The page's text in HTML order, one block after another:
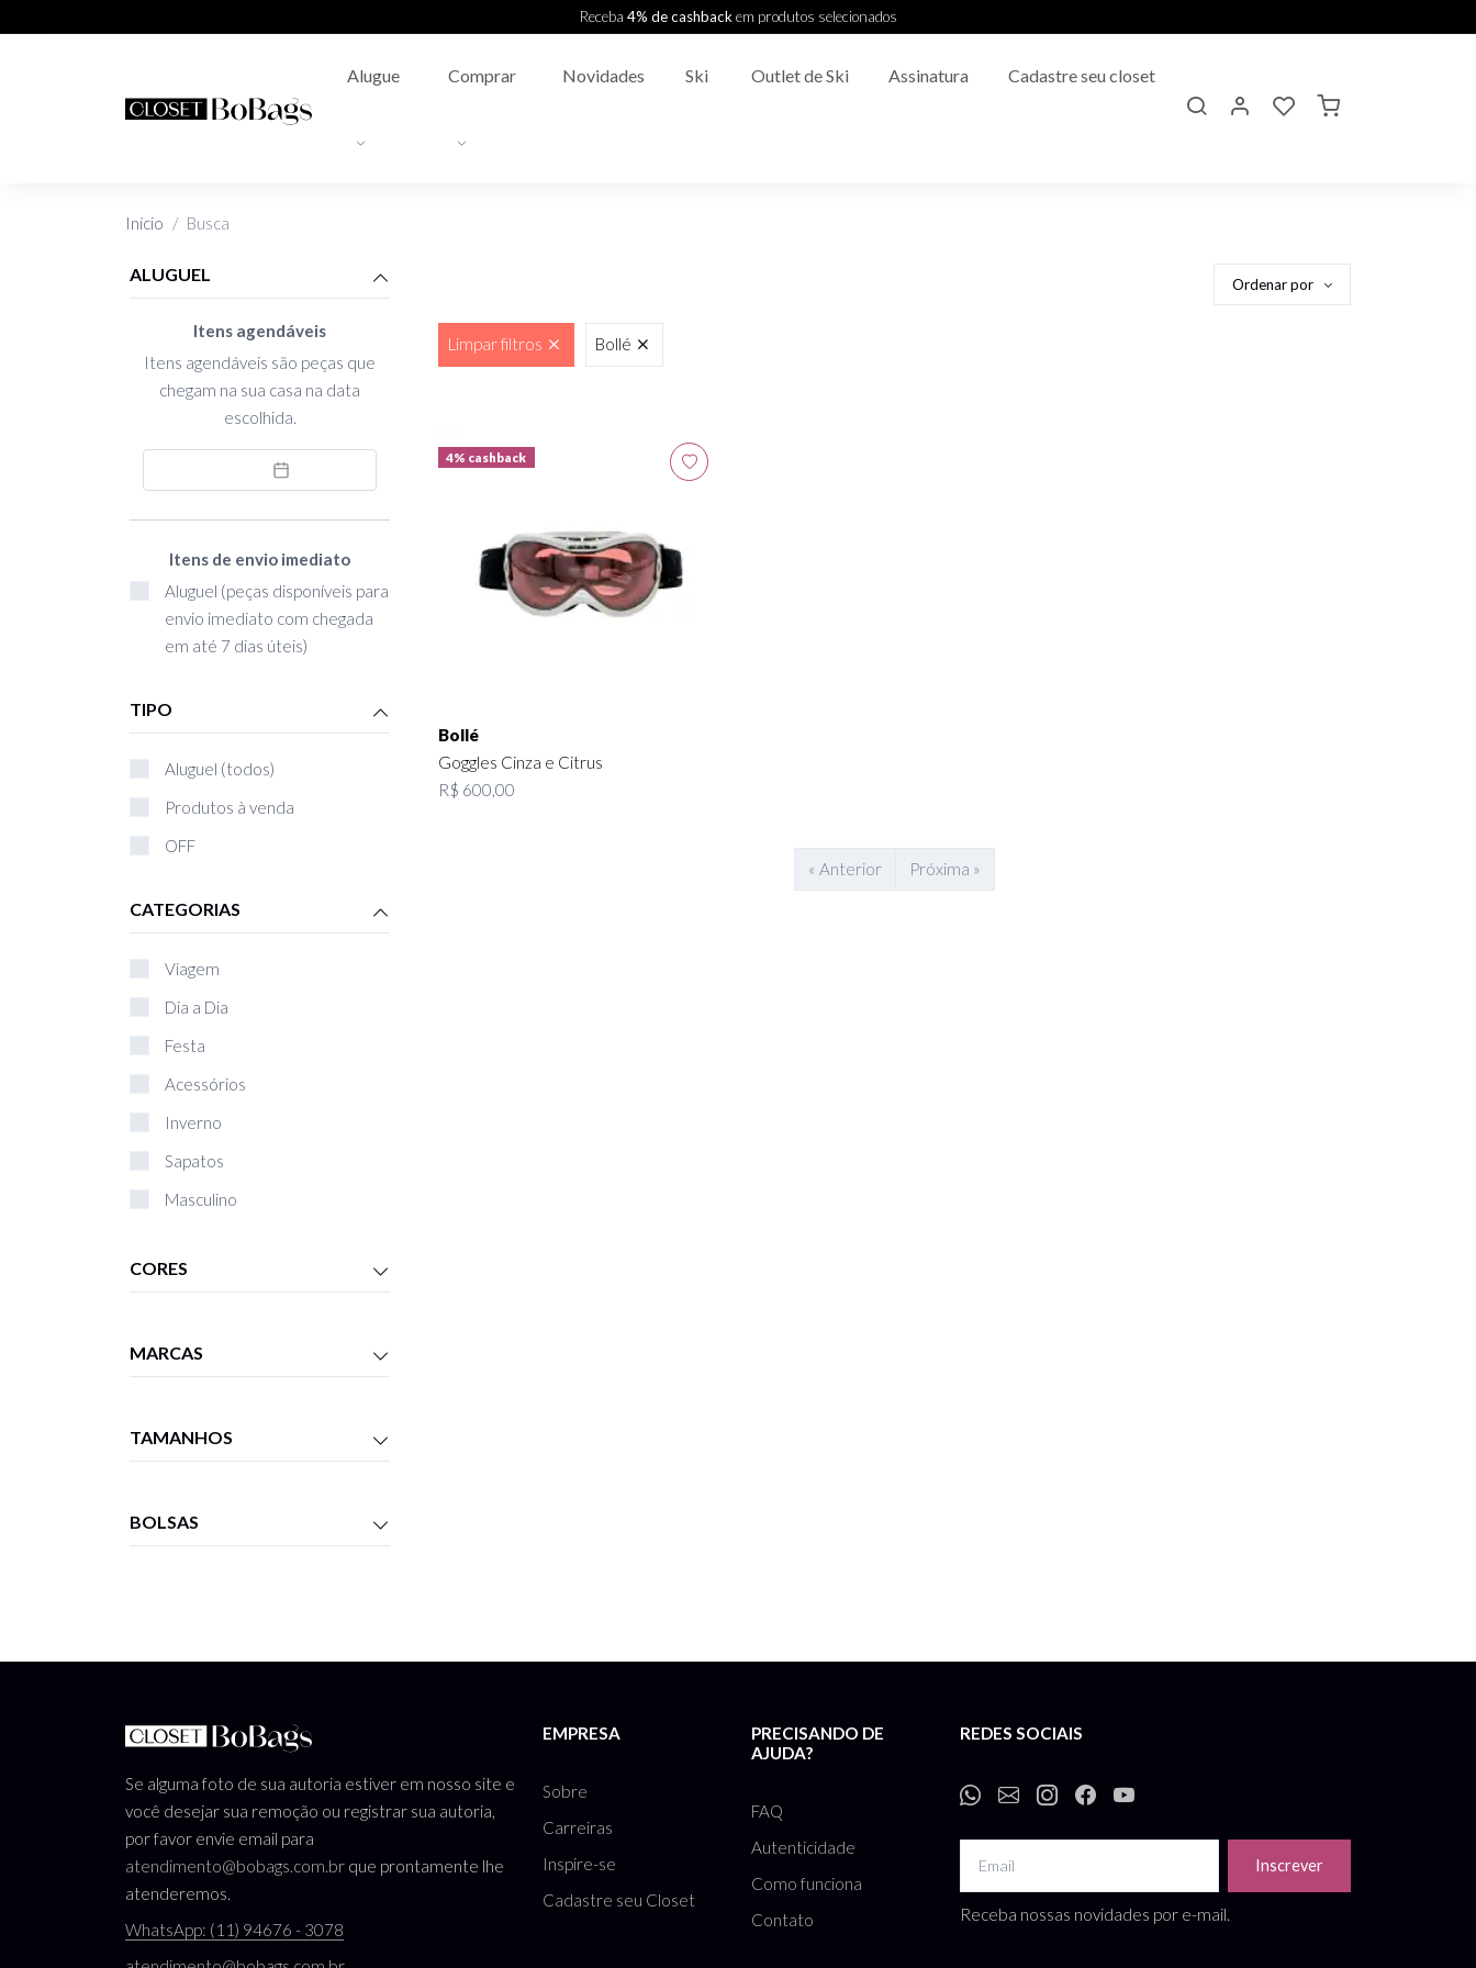
Receba 4% de cashbackem produtos selecionados
Alugue Comprar Novidades Ski Outlet de Ski Assinatura Cadastre seu closet
Início Busca
ALUGUEL
Itens agendáveis
Itens agendáveis são peças que
chegam na sua casa na data
escolhida.
Itens de envio imediato
Aluguel (peças disponíveis para
envio imediato com chegada
em até 7 dias úteis)
TIPO
Aluguel (todos)
Produtos à venda
OFF
CATEGORIAS
Viagem
Dia a Dia
Festa
Acessórios
Inverno
Sapatos
Masculino
Livros
CORES
MARCAS
TAMANHOS
BOLSAS
Ordenar por
Limpar filtros Bollé
4% cashback
Bollé
Goggles Cinza e Citrus
R$ 600,00
« Anterior Próxima »
Se alguma foto de sua autoria estiver em nosso site e
você desejar sua remoção ou registrar sua autoria,
por favor envie email para
atendimento@bobags.com.br que prontamente lhe
atenderemos.
WhatsApp: (11) 94676 - 3078
EMPRESA
Sobre
Carreiras
Inspire-se
Cadastre seu Closet
PRECISANDO DE
AJUDA?
FAQ
Autenticidade
Como funciona
Contato
REDES SOCIAIS
Inscrever
Receba nossas novidades por e-mail.